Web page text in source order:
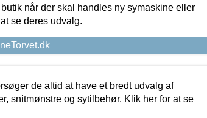
når der skal handles ny symaskine eller
se deres udvalg.
de altid at have et bredt udvalg af
snitmønstre og sytilbehør. Klik her for at se